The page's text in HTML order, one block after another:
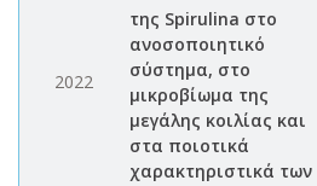
2022
της Spirulina στο
ανοσοποιητικό
σύστημα, στο
μικροβίωμα της
μεγάλης κοιλίας και
στα ποιοτικά
χαρακτηριστικά των